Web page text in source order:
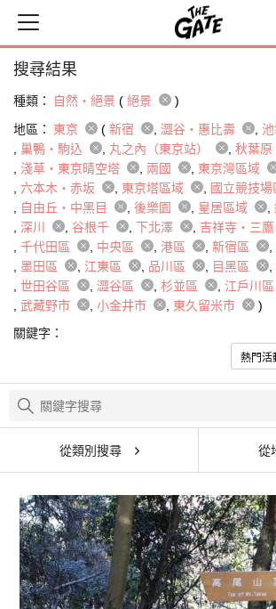
搜尋結果
種類： 自然・絕景 ( 絕景
)
地區：
東京 ( 新宿 澀谷・惠比壽
巢鴨・駒込
丸之內（東京站）
秋葉原
淺草・東京晴空塔
兩國 東京灣區域
六本木・赤坂
東京塔區域 國立競技場
自由丘・中黑目
後樂園 皇居區域
深川
谷根千 下北澤 吉祥寺・三鷹
千代田區
中央區 港區 新宿區
墨田區
江東區 品川區 目黑區
世田谷區
澀谷區 杉並區 江戶川區
武藏野市
小金井市 東久留米市
)
關鍵字：
從類別搜尋 從